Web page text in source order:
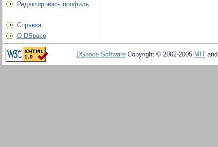
Редактировать профиль
Справка
О DSpace
DSpace Software Copyright © 2002-2005 MIT